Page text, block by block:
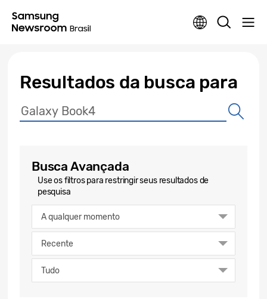
Resultados da busca para
Busca Avançada
Use os filtros para restringir seus resultados de
pesquisa
A qualquer momento
Recente
Tudo